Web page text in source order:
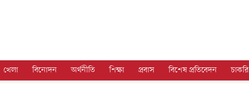
খেলা বিনোদন অর্থনীতি শিক্ষা প্রবাস বিশেষ প্রতিবেদন চাকরি